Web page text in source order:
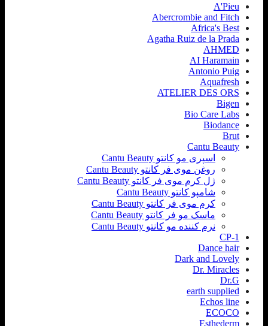
A'Pieu
Abercrombie and Fitch
Africa's Best
Agatha Ruiz de la Prada
AHMED
AI Haramain
Antonio Puig
Aquafresh
ATELIER DES ORS
Bigen
Bio Care Labs
Biodance
Brut
Cantu Beauty
اسپری مو کانتو Cantu Beauty
روغن موی فر کانتو Cantu Beauty
ژل کرم موی فر کانتو Cantu Beauty
شامپو کانتو Cantu Beauty
کرم موی فر کانتو Cantu Beauty
ماسک مو فر کانتو Cantu Beauty
نرم کننده مو کانتو Cantu Beauty
CP-1
Dance hair
Dark and Lovely
Dr. Miracles
Dr.G
earth supplied
Echos line
ECOCO
Esthederm